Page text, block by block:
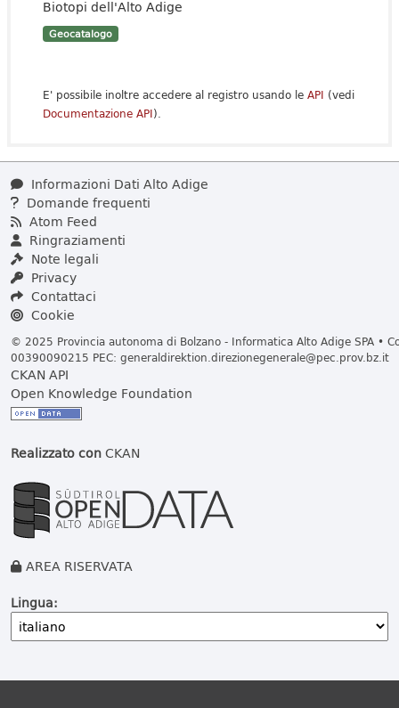
Biotopi dell'Alto Adige
Geocatalogo
E' possibile inoltre accedere al registro usando le API (vedi
Documentazione API).
Informazioni Dati Alto Adige
Domande frequenti
Atom Feed
Ringraziamenti
Note legali
Privacy
Contattaci
Cookie
© 2025 Provincia autonoma di Bolzano - Informatica Alto Adige SPA •
00390090215 PEC: generaldirektion.direzionegenerale@pec.prov.bz.it
CKAN API
Open Knowledge Foundation
Realizzato conCKAN
AREA RISERVATA
Lingua